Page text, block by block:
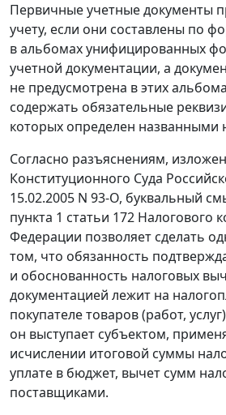
Первичные учетные документы
учету, если они составлены по
в альбомах унифицированных
учетной документации, а
не предусмотрена в этих
содержать обязательные
которых определен названными
Согласно разъяснениям,
Конституционного Суда
15.02.2005 N 93-О, буквальный
пункта 1 статьи 172 Налогового
Федерации позволяет сделать
том, что обязанность
и обоснованность налоговых
документацией лежит на
покупателе товаров (работ,
он выступает субъектом,
исчислении итоговой суммы
уплате в бюджет, вычет сумм
поставщиками.